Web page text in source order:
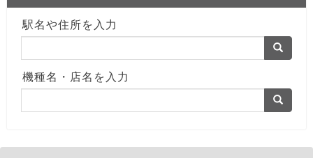
駅名や住所を入力
機種名・店名を入力